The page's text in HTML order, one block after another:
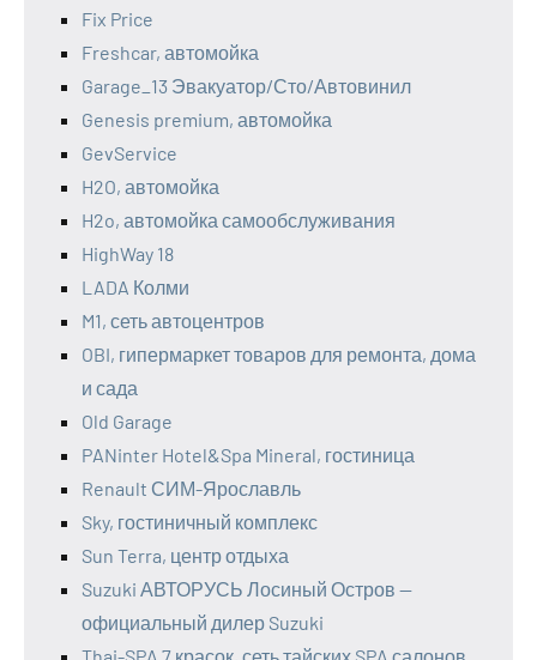
Fix Price
Freshcar, автомойка
Garage_13 Эвакуатор/Сто/Автовинил
Genesis premium, автомойка
GevService
H2O, автомойка
H2o, автомойка самообслуживания
HighWay 18
LADA Колми
M1, сеть автоцентров
OBI, гипермаркет товаров для ремонта, дома
и сада
Old Garage
PANinter Hotel&Spa Mineral, гостиница
Renault СИМ-Ярославль
Sky, гостиничный комплекс
Sun Terra, центр отдыха
Suzuki АВТОРУСЬ Лосиный Остров —
официальный дилер Suzuki